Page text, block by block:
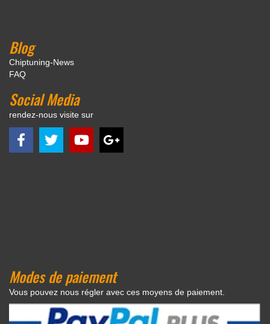
Blog
Chiptuning-News
FAQ
Social Media
rendez-nous visite sur
Modes de paiement
Vous pouvez nous régler avec ces moyens de paiement.